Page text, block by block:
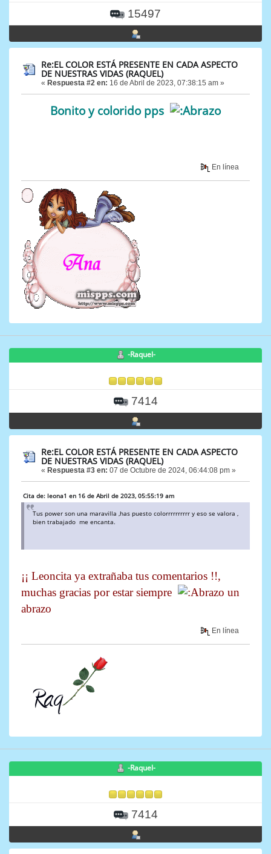
15497
Re:EL COLOR ESTÁ PRESENTE EN CADA ASPECTO
DE NUESTRAS VIDAS (RAQUEL)
« Respuesta #2 en: 16 de Abril de 2023, 07:38:15 am »
Bonito y colorido pps
En línea
-Raquel-
7414
Re:EL COLOR ESTÁ PRESENTE EN CADA ASPECTO
DE NUESTRAS VIDAS (RAQUEL)
« Respuesta #3 en: 07 de Octubre de 2024, 06:44:08 pm »
Cita de: leona1 en 16 de Abril de 2023, 05:55:19 am
Tus power son una maravilla ,has puesto colorrrrrrrrrr y eso se valora ,
bien trabajado me encanta.
¡¡ Leoncita ya extrañaba tus comentarios !!,
muchas gracias por estar siempre
un
abrazo
En línea
-Raquel-
7414